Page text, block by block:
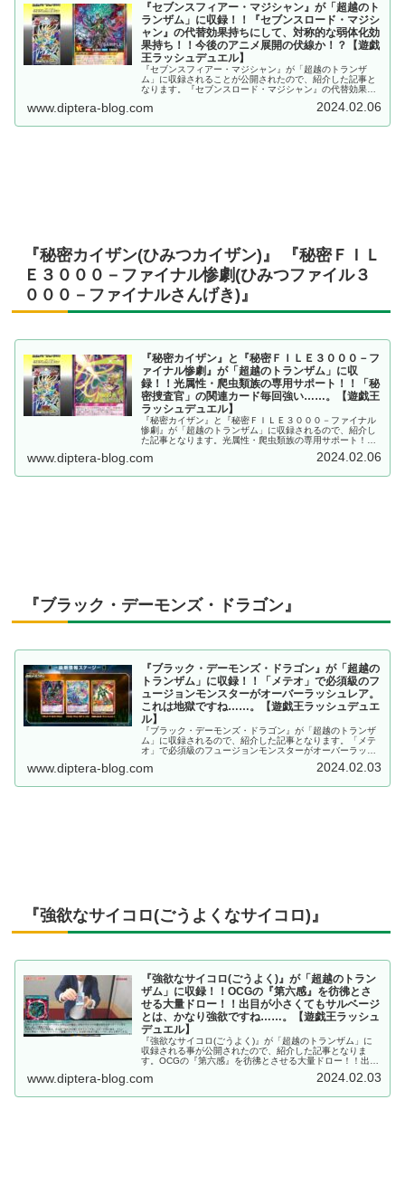
『セブンスフィアー・マジシャン』が「超越のト
ランザム」に収録！！『セブンスロード・マジシ
ャン』の代替効果持ちにして、対称的な弱体化効
果持ち！！今後のアニメ展開の伏線か！？【遊戯
王ラッシュデュエル】
『セブンスフィアー・マジシャン』が「超越のトランザ
ム」に収録されることが公開されたので、紹介した記事と
なります。『セブンスロード・マジシャン』の代替効果持
の伏線か！？【遊戯王ラッシュデュエル】
www.diptera-blog.com 2024.02.06
『秘密カイザン(ひみつカイザン)』 『秘密ＦＩＬ
Ｅ３０００－ファイナル惨劇(ひみつファイル３
０００－ファイナルさんげき)』
『秘密カイザン』と『秘密ＦＩＬＥ３０００－フ
ァイナル惨劇』が「超越のトランザム」に収
録！！光属性・爬虫類族の専用サポート！！「秘
密捜査官」の関連カード毎回強い……。【遊戯王
ラッシュデュエル】
『秘密カイザン』と『秘密ＦＩＬＥ３０００－ファイナル
惨劇』が「超越のトランザム」に収録されるので、紹介し
た記事となります。光属性・爬虫類族の専用サポート！！
ュデュエル】
www.diptera-blog.com 2024.02.06
『ブラック・デーモンズ・ドラゴン』
『ブラック・デーモンズ・ドラゴン』が「超越の
トランザム」に収録！！「メテオ」で必須級のフ
ュージョンモンスターがオーバーラッシュレア。
これは地獄ですね……。【遊戯王ラッシュデュエ
ル】
『ブラック・デーモンズ・ドラゴン』が「超越のトランザ
ム」に収録されるので、紹介した記事となります。「メテ
オ」で必須級のフュージョンモンスターがオーバーラッシ
ル】
www.diptera-blog.com 2024.02.03
『強欲なサイコロ(ごうよくなサイコロ)』
『強欲なサイコロ(ごうよく)』が「超越のトラン
ザム」に収録！！OCGの『第六感』を彷彿とさ
せる大量ドロー！！出目が小さくてもサルベージ
とは、かなり強欲ですね……。【遊戯王ラッシュ
デュエル】
『強欲なサイコロ(ごうよく)』が「超越のトランザム」に
収録される事が公開されたので、紹介した記事となりま
す。OCGの『第六感』を彷彿とさせる大量ドロー！！出目
【遊戯王ラッシュデュエル】
www.diptera-blog.com 2024.02.03